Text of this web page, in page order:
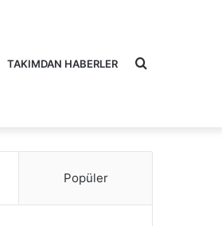
TAKIMDAN HABERLER Arama
Popüler